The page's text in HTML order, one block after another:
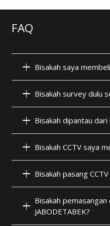
FAQ
Bisakah saya
Bisakah survey dulu
Bisakah dipantau dari
Bisakah CCTV saya
Bisakah pasang
Bisakah pemasangan
JABODETABEK?